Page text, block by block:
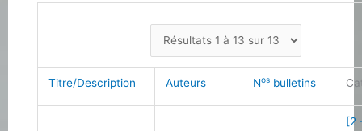
Titre/Description Auteurs Nos bulletins
[2